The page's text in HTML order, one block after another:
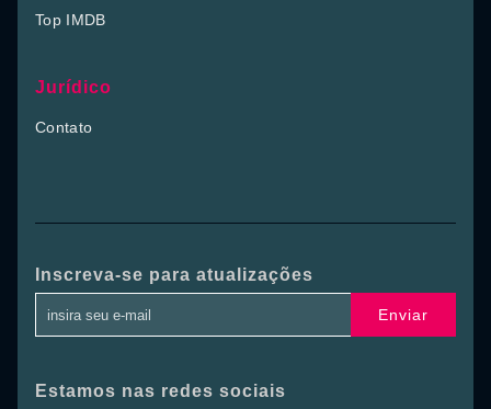
Top IMDB
Jurídico
Contato
Inscreva-se para atualizações
Enviar
Estamos nas redes sociais